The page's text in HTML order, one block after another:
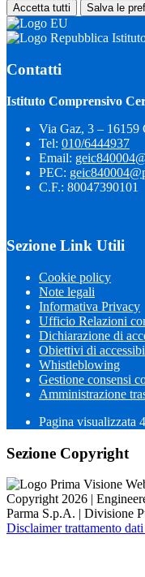
Accetta tutti Salva le
Contatti
Istituto Comprensivo
Via Gaz, 3 – 16159
Tel: 010/6444937
Email:
PEC:
C.F.: 80047390101
Sezione Link Utili
Cookie policy
Note legali
Informativa Privacy
Ufficio Relazioni
Dichiarazione di
Obiettivi di
Whistleblowing
Gestione consensi
Amministrazione
Pagina visualizzata
Sezione Copyright
Copyright 2026 |
Parma S.p.A. | Divisione
Disclaimer trattamento